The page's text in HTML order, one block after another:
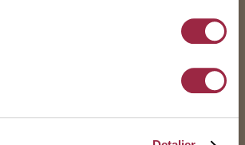
og funksjonelt